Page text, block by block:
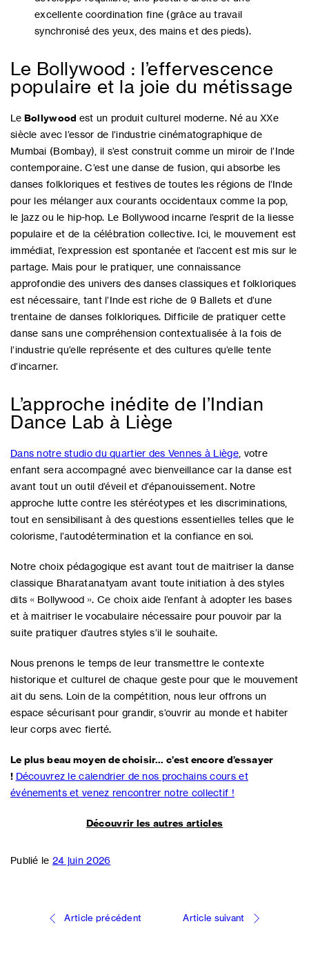
excellente coordination fine (grâce au travail
synchronisé des yeux, des mains et des pieds).
Le Bollywood : l’effervescence
populaire et la joie du métissage
Le Bollywood est un produit culturel moderne. Né au XXe
siècle avec l’essor de l’industrie cinématographique de
Mumbai (Bombay), il s’est construit comme un miroir de l’Inde
contemporaine. C’est une danse de fusion, qui absorbe les
danses folkloriques et festives de toutes les régions de l’Inde
pour les mélanger aux courants occidentaux comme la pop,
le jazz ou le hip-hop. Le Bollywood incarne l’esprit de la liesse
populaire et de la célébration collective. Ici, le mouvement est
immédiat, l’expression est spontanée et l’accent est mis sur le
partage. Mais pour le pratiquer, une connaissance
approfondie des univers des danses classiques et folkloriques
est nécessaire, tant l’Inde est riche de 9 Ballets et d’une
trentaine de danses folkloriques. Difficile de pratiquer cette
danse sans une compréhension contextualisée à la fois de
l’industrie qu’elle représente et des cultures qu’elle tente
d’incarner.
L’approche inédite de l’Indian
Dance Lab à Liège
Dans notre studio du quartier des Vennes à Liège, votre
enfant sera accompagné avec bienveillance car la danse est
avant tout un outil d’éveil et d’épanouissement. Notre
approche lutte contre les stéréotypes et les discriminations,
tout en sensibilisant à des questions essentielles telles que le
colorisme, l’autodétermination et la confiance en soi.
Notre choix pédagogique est avant tout de maitriser la danse
classique Bharatanatyam avant toute initiation à des styles
dits « Bollywood ». Ce choix aide l’enfant à adopter les bases
et à maitriser le vocabulaire nécessaire pour pouvoir par la
suite pratiquer d’autres styles s’il le souhaite.
Nous prenons le temps de leur transmettre le contexte
historique et culturel de chaque geste pour que le mouvement
ait du sens. Loin de la compétition, nous leur offrons un
espace sécurisant pour grandir, s’ouvrir au monde et habiter
leur corps avec fierté.
Le plus beau moyen de choisir… c’est encore d’essayer
! Découvrez le calendrier de nos prochains cours et
événements et venez rencontrer notre collectif !
Découvrir les autres articles
Publié le 24 juin 2026
Navigation
Article précédent Article suivant